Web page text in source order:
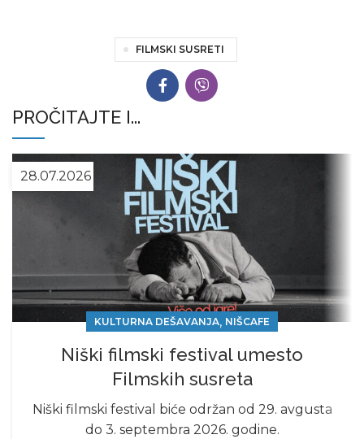
FILMSKI SUSRETI
PROČITAJTE I...
28.07.2026
KULTURNA DEŠAVANJA, NIŠCAFE
Niški filmski festival umesto
Filmskih susreta
Niški filmski festival biće održan od 29. avgusta
do 3. septembra 2026. godine.